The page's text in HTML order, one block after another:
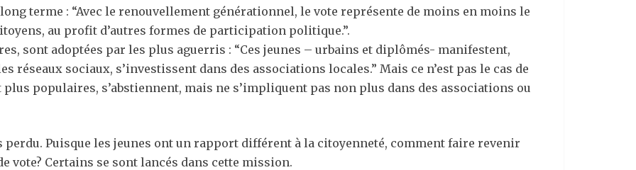
terme : “Avec le renouvellement générationnel, le vote représente de moins en moins le
au profit d’autres formes de participation politique.”.
sont adoptées par les plus aguerris : “Ces jeunes – urbains et diplômés- manifestent,
réseaux sociaux, s’investissent dans des associations locales.” Mais ce n’est pas le cas de
populaires, s’abstiennent, mais ne s’impliquent pas non plus dans des associations ou
perdu. Puisque les jeunes ont un rapport différent à la citoyenneté, comment faire revenir
vote? Certains se sont lancés dans cette mission.